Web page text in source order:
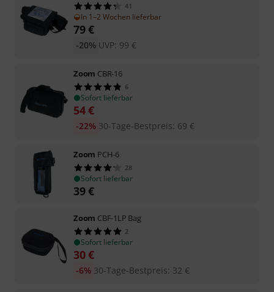
41
In 1–2 Wochen lieferbar
79€
UVP: 99 €
-20%
Zoom CBR-16
6
Sofort lieferbar
54€
30-Tage-Bestpreis: 69 €
-22%
Zoom PCH-6
28
Sofort lieferbar
39€
Zoom CBF-1LP Bag
2
Sofort lieferbar
30€
30-Tage-Bestpreis: 32 €
-6%